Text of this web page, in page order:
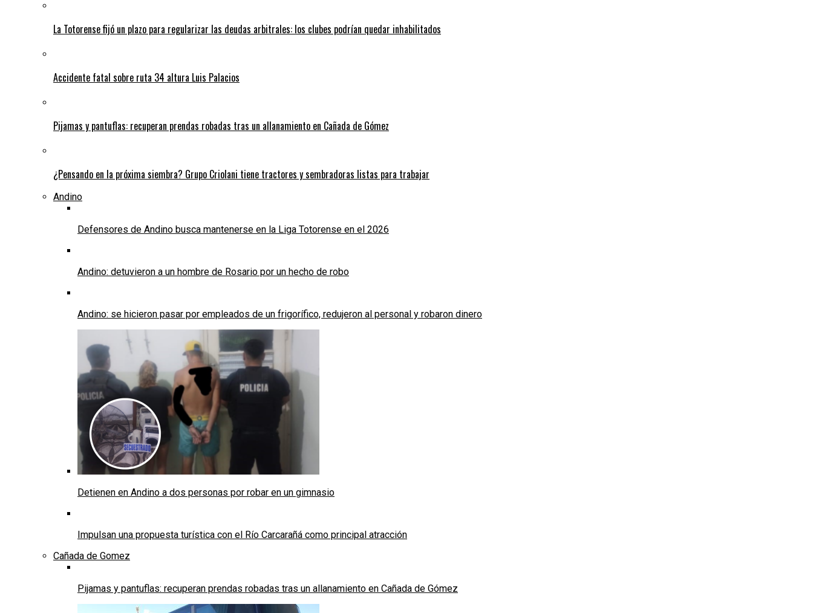
La Totorense fijó un plazo para regularizar las deudas arbitrales: los clubes podrían quedar inhabilitados
Accidente fatal sobre ruta 34 altura Luis Palacios
Pijamas y pantuflas: recuperan prendas robadas tras un allanamiento en Cañada de Gómez
¿Pensando en la próxima siembra? Grupo Criolani tiene tractores y sembradoras listas para trabajar
Andino
Defensores de Andino busca mantenerse en la Liga Totorense en el 2026
Andino: detuvieron a un hombre de Rosario por un hecho de robo
Andino: se hicieron pasar por empleados de un frigorífico, redujeron al personal y robaron dinero
Detienen en Andino a dos personas por robar en un gimnasio
Impulsan una propuesta turística con el Río Carcarañá como principal atracción
Cañada de Gomez
Pijamas y pantuflas: recuperan prendas robadas tras un allanamiento en Cañada de Gómez